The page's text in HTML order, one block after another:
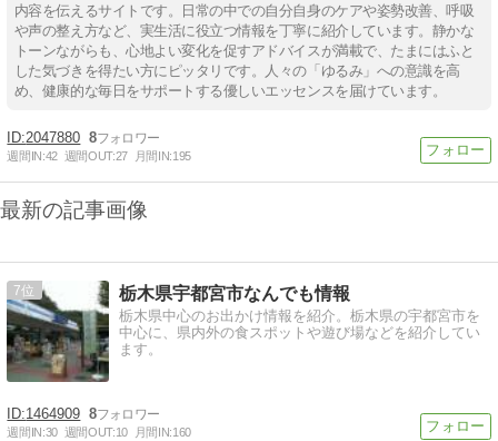
内容を伝えるサイトです。日常の中での自分自身のケアや姿勢改善、呼吸
や声の整え方など、実生活に役立つ情報を丁寧に紹介しています。静かな
トーンながらも、心地よい変化を促すアドバイスが満載で、たまにはふと
した気づきを得たい方にピッタリです。人々の「ゆるみ」への意識を高
め、健康的な毎日をサポートする優しいエッセンスを届けています。
2047880 8
週間IN:42 週間OUT:27 月間IN:195
最新の記事画像
7 栃木県宇都宮市なんでも情報
栃木県中心のお出かけ情報を紹介。栃木県の宇都宮市を
中心に、県内外の食スポットや遊び場などを紹介してい
ます。
1464909 8
週間IN:30 週間OUT:10 月間IN:160